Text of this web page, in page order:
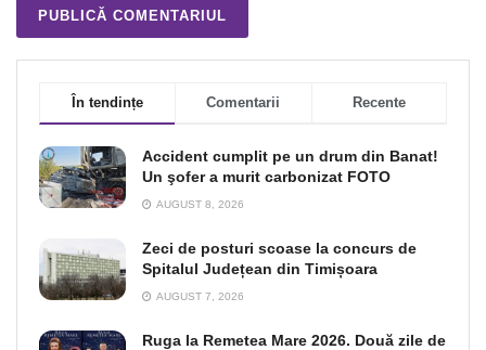
În tendințe Comentarii Recente
Accident cumplit pe un drum din Banat!
Un şofer a murit carbonizat FOTO
AUGUST 8, 2026
Zeci de posturi scoase la concurs de
Spitalul Județean din Timișoara
AUGUST 7, 2026
Ruga la Remetea Mare 2026. Două zile de